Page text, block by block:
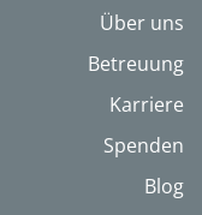
Über uns
Betreuung
Karriere
Spenden
Blog